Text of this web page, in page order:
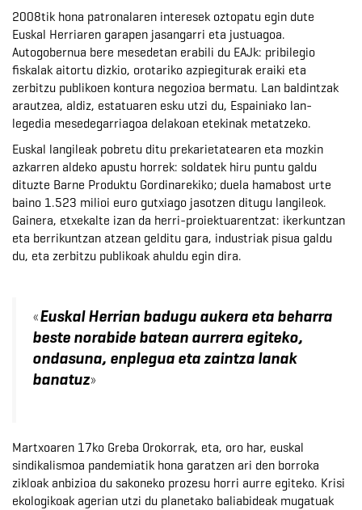
2008tik hona patronalaren interesek oztopatu egin dute
Euskal Herriaren garapen jasangarri eta justuagoa.
Autogobernua bere mesedetan erabili du EAJk: pribilegio
fiskalak aitortu dizkio, orotariko azpiegiturak eraiki eta
zerbitzu publikoen kontura negozioa bermatu. Lan baldintzak
arautzea, aldiz, estatuaren esku utzi du, Espainiako lan-
legedia mesedegarriagoa delakoan etekinak metatzeko.
Euskal langileak pobretu ditu prekarietatearen eta mozkin
azkarren aldeko apustu horrek: soldatek hiru puntu galdu
dituzte Barne Produktu Gordinarekiko; duela hamabost urte
baino 1.523 milioi euro gutxiago jasotzen ditugu langileok.
Gainera, etxekalte izan da herri-proiektuarentzat: ikerkuntzan
eta berrikuntzan atzean gelditu gara, industriak pisua galdu
du, eta zerbitzu publikoak ahuldu egin dira.
«Euskal Herrian badugu aukera eta beharra
beste norabide batean aurrera egiteko,
ondasuna, enplegua eta zaintza lanak
banatuz»
Martxoaren 17ko Greba Orokorrak, eta, oro har, euskal
sindikalismoa pandemiatik hona garatzen ari den borroka
zikloak anbizioa du sakoneko prozesu horri aurre egiteko. Krisi
ekologikoak agerian utzi du planetako baliabideak mugatuak